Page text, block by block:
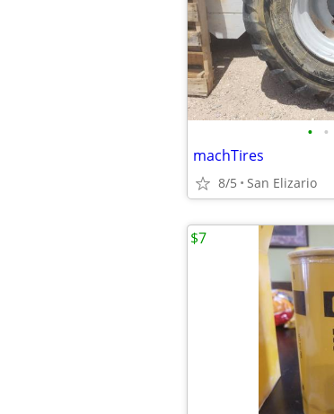
• •
machTires
8/5 San Elizario
$7